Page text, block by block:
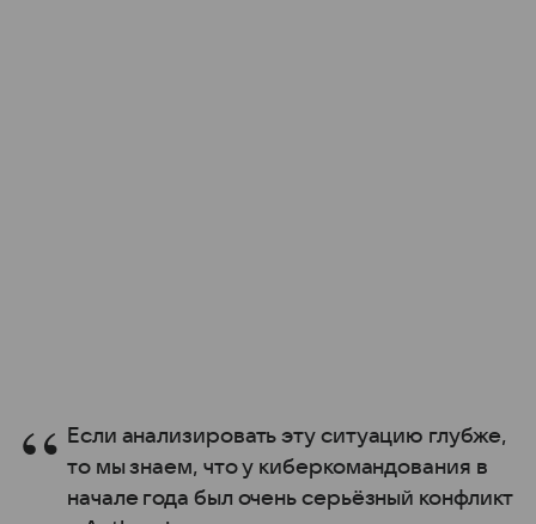
Если анализировать эту ситуацию глубже,
то мы знаем, что у киберкомандования в
начале года был очень серьёзный конфликт